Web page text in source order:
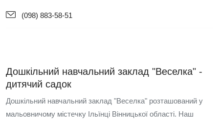
(098) 883-58-51
Дошкільний навчальний заклад "Веселка" -
дитячий садок
Дошкільний навчальний заклад "Веселка" розташований у
мальовничому містечку Ільїнці Вінницької області. Наш